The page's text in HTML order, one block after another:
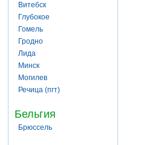
Витебск
Глубокое
Гомель
Гродно
Лида
Минск
Могилев
Речица (пгт)
Бельгия
Брюссель